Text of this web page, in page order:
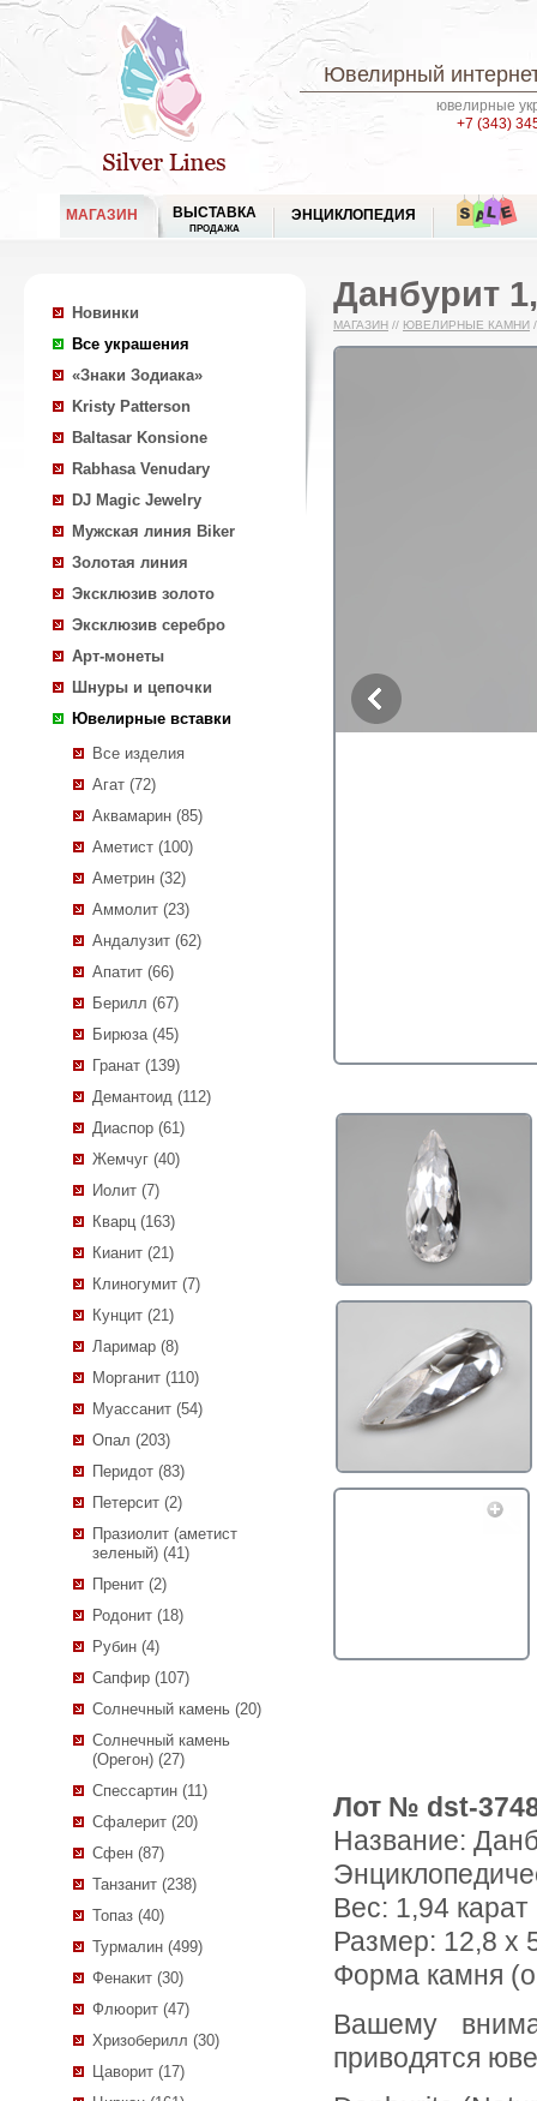
Ювелирный
ювелирные
+7 (343)
МАГАЗИН ВЫСТАВКА
ПРОДАЖА
ЭНЦИКЛОПЕДИЯ
Новинки
Все украшения
«Знаки Зодиака»
Kristy Patterson
Baltasar Konsione
Rabhasa Venudary
DJ Magic Jewelry
Мужская линия Biker
Золотая линия
Эксклюзив золото
Эксклюзив серебро
Арт-монеты
Шнуры и цепочки
Ювелирные вставки
Все изделия
Агат (72)
Аквамарин (85)
Аметист (100)
Аметрин (32)
Аммолит (23)
Андалузит (62)
Апатит (66)
Берилл (67)
Бирюза (45)
Гранат (139)
Демантоид (112)
Диаспор (61)
Жемчуг (40)
Иолит (7)
Кварц (163)
Кианит (21)
Клиногумит (7)
Кунцит (21)
Ларимар (8)
Морганит (110)
Муассанит (54)
Опал (203)
Перидот (83)
Петерсит (2)
Празиолит (аметист
зеленый) (41)
Пренит (2)
Родонит (18)
Рубин (4)
Сапфир (107)
Солнечный камень (20)
Солнечный камень
(Орегон) (27)
Спессартин (11)
Сфалерит (20)
Сфен (87)
Танзанит (238)
Топаз (40)
Турмалин (499)
Фенакит (30)
Флюорит (47)
Хризоберилл (30)
Цаворит (17)
Данбурит
МАГАЗИН // ЮВЕЛИРНЫЕ КАМНИ
Лот № dst-
Название:
Вес: 1,94 карат
Размер: 12,8 x
Форма камня
Вашему вниманию предлагается редкий данбурит! Ниже
приводятся